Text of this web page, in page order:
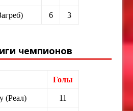
6 3
чемпионов
Голы
(Реал) 11